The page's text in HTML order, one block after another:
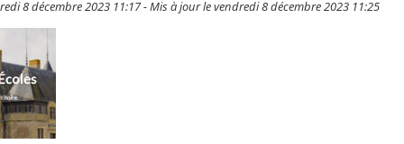
8 décembre 2023 11:17 - Mis à jour le vendredi 8 décembre 2023 11:25